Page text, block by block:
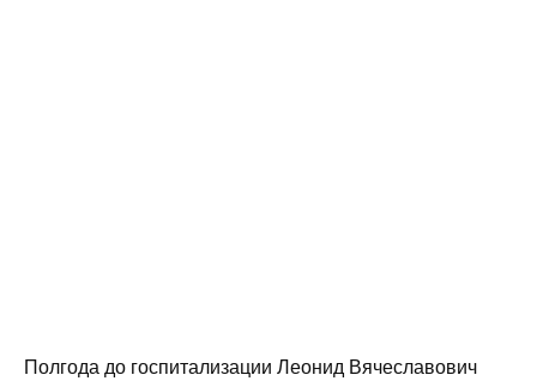
Полгода до госпитализации Леонид Вячеславович